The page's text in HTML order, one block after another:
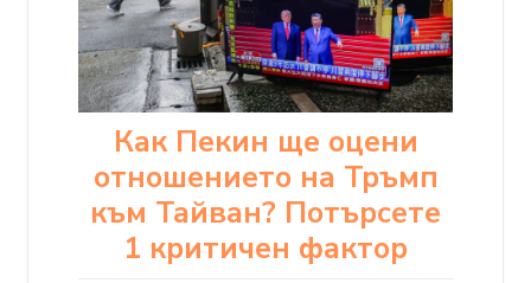
Как Пекин ще оцени
отношението на Тръмп
към Тайван? Потърсете
1 критичен фактор